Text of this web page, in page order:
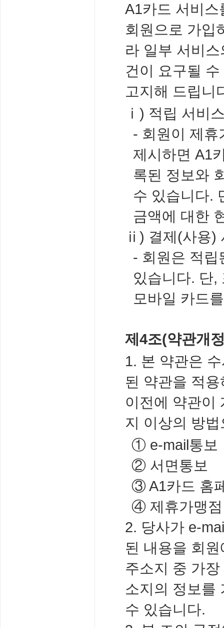
A1카드 서비
회원으로 가입
라 일부 서비
건이 요구될
고지해 드립니
ⅰ) 적립 서비
- 회원이 제휴
제시하면 A1
록된 정보와
수 있습니다.
금액에 대한
ⅱ) 결제(사용)
- 회원은 적립
있습니다. 단,
모바일 카드
제4조(약관개
1. 본 약관은
된 약관을 적
이전에 약관이
지 이상의 방
① e-mail통보
② 서면통보
③ A1카드 홈
④ 제휴가맹
2. 당사가 e-
된 내용을 회
주소지 중 가
소지의 정보를
수 있습니다.